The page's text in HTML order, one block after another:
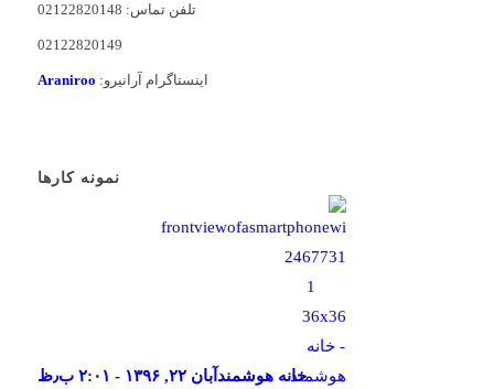
تلفن تماس: 02122820148
02122820149
اینستاگرام آرانیرو: Araniroo
نمونه کارها
خانه هوشمند آبان ۲۲, ۱۳۹۶ - ۲:۰۱ ب٫ظ